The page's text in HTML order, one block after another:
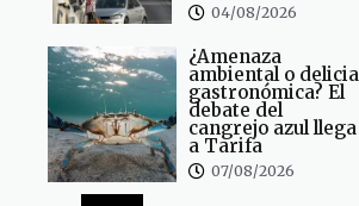
04/08/2026
¿Amenaza
ambiental o delicia
gastronómica? El
debate del
cangrejo azul llega
a Tarifa
07/08/2026